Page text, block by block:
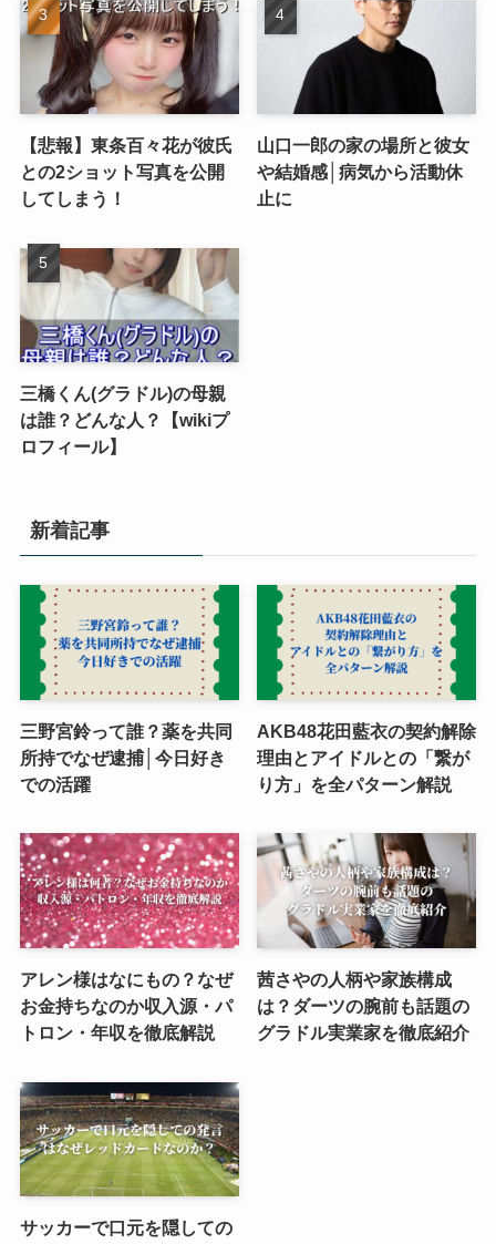
【悲報】東条百々花が彼氏
との2ショット写真を公開
してしまう！
山口一郎の家の場所と彼女
や結婚感│病気から活動休
止に
三橋くん(グラドル)の母親
は誰？どんな人？【wikiプ
ロフィール】
新着記事
三野宮鈴って誰？薬を共同
所持でなぜ逮捕│今日好き
での活躍
AKB48花田藍衣の契約解除
理由とアイドルとの「繋が
り方」を全パターン解説
アレン様はなにもの？なぜ
お金持ちなのか収入源・パ
トロン・年収を徹底解説
茜さやの人柄や家族構成
は？ダーツの腕前も話題の
グラドル実業家を徹底紹介
サッカーで口元を隠しての